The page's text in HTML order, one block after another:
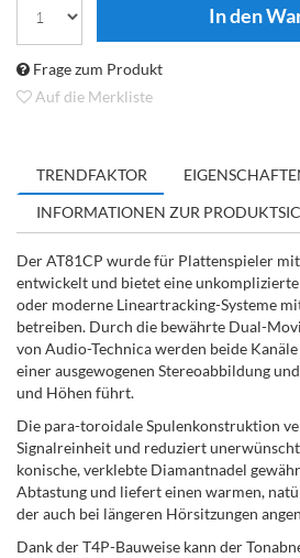
Frage zum Produkt
Auf die Merkliste
TRENDFAKTOR
INFORMATIONEN ZUR
Der AT81CP wurde für Plattenspieler
entwickelt und bietet eine
oder moderne Lineartracking-Systeme
betreiben. Durch die bewährte Dual-
von Audio-Technica werden beide Kanäle
einer ausgewogenen Stereoabbildung
und Höhen führt.
Die para-toroidale Spulenkonstruktion
Signalreinheit und reduziert
konische, verklebte Diamantnadel
Abtastung und liefert einen warmen,
der auch bei längeren Hörsitzungen
Dank der T4P-Bauweise kann der